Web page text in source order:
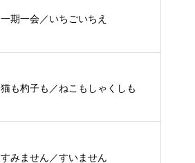
一期一会／いちごいちえ
猫も杓子も／ねこもしゃくしも
すみません／すいません